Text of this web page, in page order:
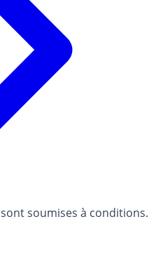
soumises à conditions.